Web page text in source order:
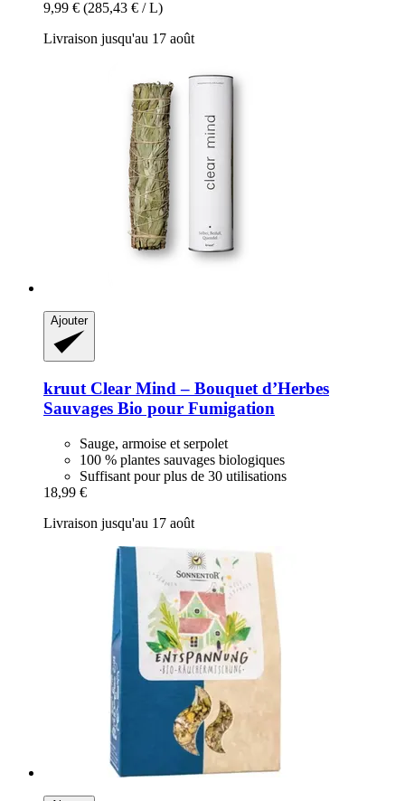
9,99 € (285,43 € / L)
Livraison jusqu'au 17 août
Ajouter
kruut Clear Mind – Bouquet d’Herbes
Sauvages Bio pour Fumigation
Sauge, armoise et serpolet
100 % plantes sauvages biologiques
Suffisant pour plus de 30 utilisations
18,99 €
Livraison jusqu'au 17 août